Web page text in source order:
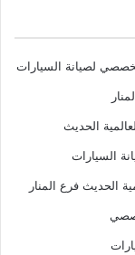
لصيانة السيارات
الحديث
السيارات
الحديث فرع المنار